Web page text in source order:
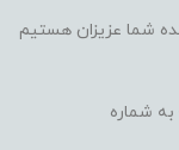
شما عزیزان هستیم
شماره